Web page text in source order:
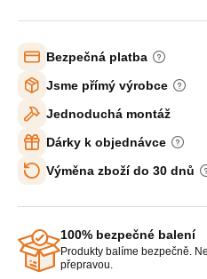
Bezpečná platba
Jsme přímý výrobce
Jednoduchá montáž
Dárky k objednávce
Výměna zboží do 30 dnů
100% bezpečné balení
Produkty balíme bezpečně.
přepravou.